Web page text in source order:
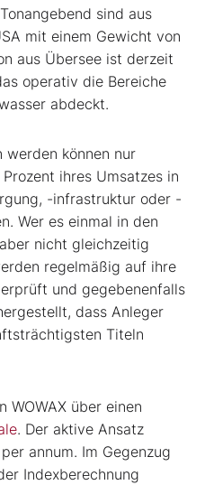
sind aus
mit einem Gewicht von
aus Übersee ist derzeit
operativ die Bereiche
abdeckt.
werden können nur
ihres Umsatzes in
-infrastruktur oder -
Wer es einmal in den
nicht gleichzeitig
regelmäßig auf ihre
und gegebenenfalls
dass Anleger
Titeln
WOWAX über einen
. Der aktive Ansatz
annum. Im Gegenzug
Indexberechnung